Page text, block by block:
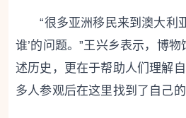
“很多亚洲移民来到澳大利
谁’的问题。”王兴乡表示，博
述历史，更在于帮助人们理解
多人参观后在这里找到了自己的